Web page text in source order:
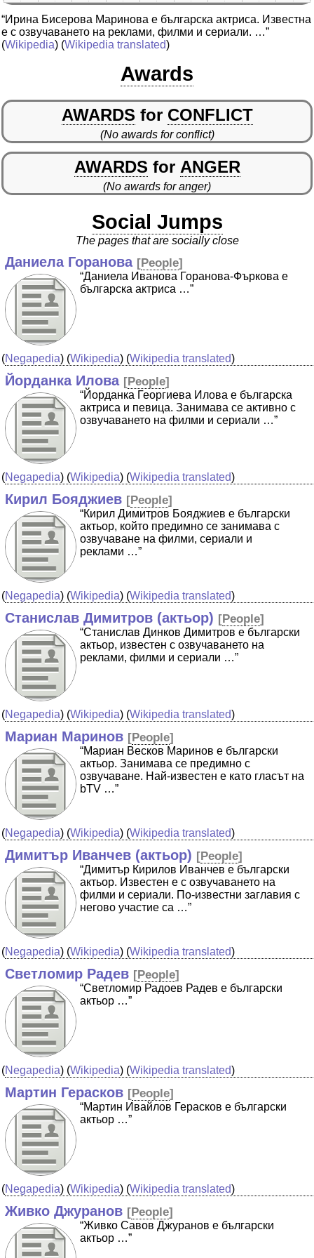
“Ирина Бисерова Маринова е българска актриса. Известна
е с озвучаването на реклами, филми и сериали. …”
(Wikipedia) (Wikipedia translated)
Awards
AWARDS for CONFLICT
(No awards for conflict)
AWARDS for ANGER
(No awards for anger)
Social Jumps
The pages that are socially close
Даниела Горанова [People]
“Даниела Иванова Горанова-Фъркова е
българска актриса …”
(Negapedia) (Wikipedia) (Wikipedia translated)
Йорданка Илова [People]
“Йорданка Георгиева Илова е българска
актриса и певица. Занимава се активно с
озвучаването на филми и сериали …”
(Negapedia) (Wikipedia) (Wikipedia translated)
Кирил Бояджиев [People]
“Кирил Димитров Бояджиев е български
актьор, който предимно се занимава с
озвучаване на филми, сериали и
реклами …”
(Negapedia) (Wikipedia) (Wikipedia translated)
Станислав Димитров (актьор) [People]
“Станислав Динков Димитров е български
актьор, известен с озвучаването на
реклами, филми и сериали …”
(Negapedia) (Wikipedia) (Wikipedia translated)
Мариан Маринов [People]
“Мариан Весков Маринов е български
актьор. Занимава се предимно с
озвучаване. Най-известен е като гласът на
bTV …”
(Negapedia) (Wikipedia) (Wikipedia translated)
Димитър Иванчев (актьор) [People]
“Димитър Кирилов Иванчев е български
актьор. Известен е с озвучаването на
филми и сериали. По-известни заглавия с
негово участие са …”
(Negapedia) (Wikipedia) (Wikipedia translated)
Светломир Радев [People]
“Светломир Радоев Радев е български
актьор …”
(Negapedia) (Wikipedia) (Wikipedia translated)
Мартин Герасков [People]
“Мартин Ивайлов Герасков е български
актьор …”
(Negapedia) (Wikipedia) (Wikipedia translated)
Живко Джуранов [People]
“Живко Савов Джуранов е български
актьор …”